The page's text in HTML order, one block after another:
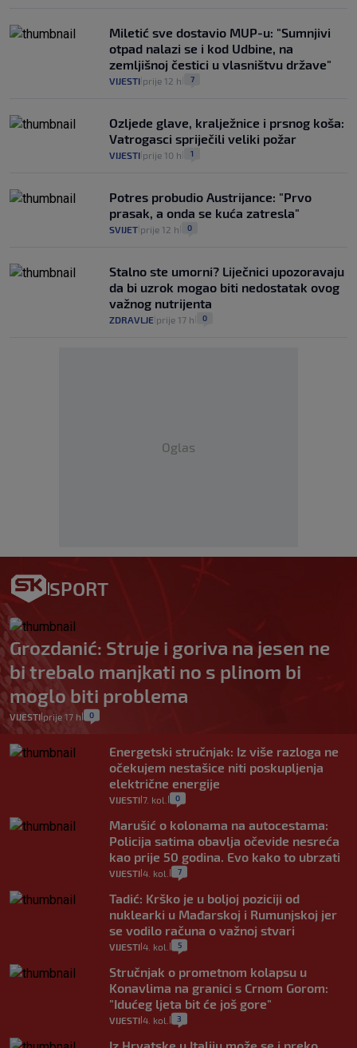
Miletić sve dostavio MUP-u: "Sumnjivi
otpad nalazi se i kod Udbine, na
zemljišnoj čestici u vlasništvu države"
VIJESTI prije 12 h 7
Ozljede glave, kralježnice i prsnog koša:
Vatrogasci spriječili veliki požar
VIJESTI prije 10 h 1
Potres probudio Austrijance: "Prvo
prasak, a onda se kuća zatresla"
SVIJET prije 12 h 0
Stalno ste umorni? Liječnici upozoravaju
da bi uzrok mogao biti nedostatak ovog
važnog nutrijenta
ZDRAVLJE prije 17 h 0
Oglas
SPORT
Grozdanić: Struje i goriva na jesen ne
bi trebalo manjkati no s plinom bi
moglo biti problema
VIJESTI prije 17 h 0
Energetski stručnjak: Iz više razloga ne
očekujem nestašice niti poskupljenja
električne energije
VIJESTI 7. kol. 0
Marušić o kolonama na autocestama:
Policija satima obavlja očevide nesreća
kao prije 50 godina. Evo kako to ubrzati
VIJESTI 4. kol. 7
Tadić: Krško je u boljoj poziciji od
nuklearki u Mađarskoj i Rumunjskoj jer
se vodilo računa o važnoj stvari
VIJESTI 4. kol. 5
Stručnjak o prometnom kolapsu u
Konavlima na granici s Crnom Gorom:
"Idućeg ljeta bit će još gore"
VIJESTI 4. kol. 3